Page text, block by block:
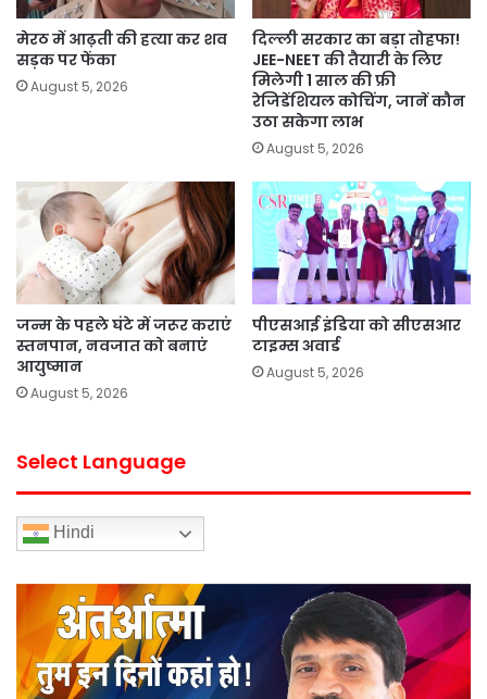
मेरठ में आढ़ती की हत्या कर शव
सड़क पर फेंका
August 5, 2026
दिल्ली सरकार का बड़ा तोहफा!
JEE-NEET की तैयारी के लिए
मिलेगी 1 साल की फ्री
रेजिडेंशियल कोचिंग, जानें कौन
उठा सकेगा लाभ
August 5, 2026
जन्म के पहले घंटे में जरूर कराएं
स्तनपान, नवजात को बनाएं
आयुष्मान
August 5, 2026
पीएसआई इंडिया को सीएसआर
टाइम्स अवार्ड
August 5, 2026
Select Language
Hindi